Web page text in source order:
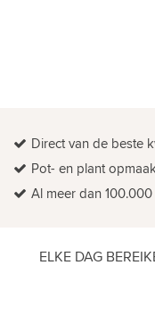
Direct van de beste
Pot- en plant
Al meer dan
ELKE DAG